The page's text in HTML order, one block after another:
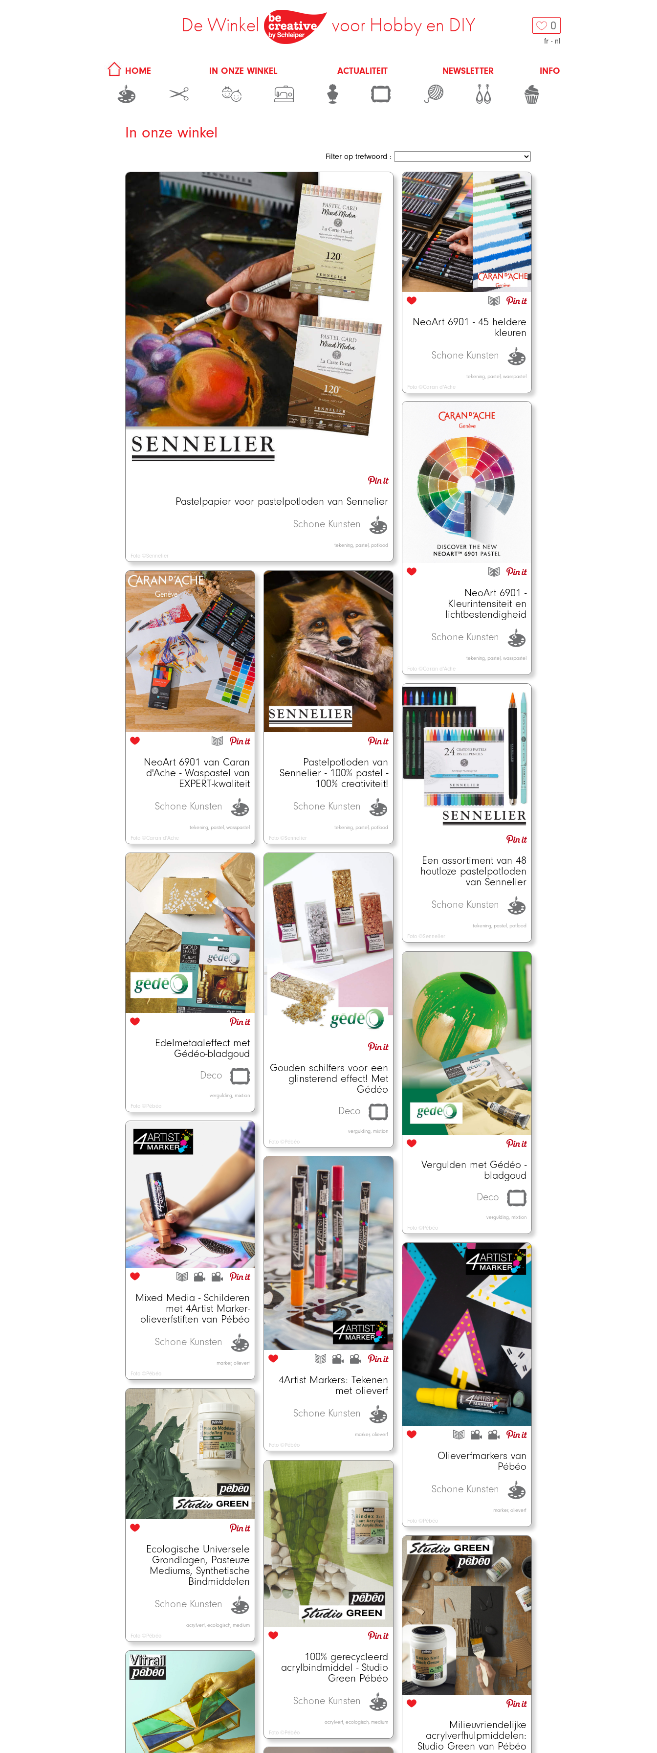
0
fr - nl
De Winkel voor Hobby en DIY
HOME IN ONZE WINKEL ACTUALITEIT NEWSLETTER INFO
In onze winkel
Filter op trefwoord :
Pastelpapier voor pastelpotloden van Sennelier
Schone Kunsten
tekening, pastel, potlood
Foto ©Sennelier
NeoArt 6901 - 45 heldere
kleuren
Schone Kunsten
tekening, pastel, wasspastel
Foto ©Caran d'Ache
NeoArt 6901 -
Kleurintensiteit en
lichtbestendigheid
Schone Kunsten
tekening, pastel, wasspastel
Foto ©Caran d'Ache
NeoArt 6901 van Caran
d'Ache - Waspastel van
EXPERT-kwaliteit
Schone Kunsten
tekening, pastel, wasspastel
Foto ©Caran d'Ache
Pastelpotloden van
Sennelier - 100% pastel -
100% creativiteit!
Schone Kunsten
tekening, pastel, potlood
Foto ©Sennelier
Een assortiment van 48
houtloze pastelpotloden
van Sennelier
Schone Kunsten
tekening, pastel, potlood
Foto ©Sennelier
Gouden schilfers voor een
glinsterend effect! Met
Gédéo
Deco
vergulding, mixtion
Foto ©Pébéo
Edelmetaaleffect met
Gédéo-bladgoud
Deco
vergulding, mixtion
Foto ©Pébéo
Vergulden met Gédéo -
bladgoud
Deco
vergulding, mixtion
Foto ©Pébéo
Mixed Media - Schilderen
met 4Artist Marker-
olieverfstiften van Pébéo
Schone Kunsten
marker, olieverf
Foto ©Pébéo
4Artist Markers: Tekenen
met olieverf
Schone Kunsten
marker, olieverf
Foto ©Pébéo
Olieverfmarkers van
Pébéo
Schone Kunsten
marker, olieverf
Foto ©Pébéo
Ecologische Universele
Grondlagen, Pasteuze
Mediums, Synthetische
Bindmiddelen
Schone Kunsten
acrylverf, ecologisch, medium
Foto ©Pébéo
100% gerecycleerd
acrylbindmiddel - Studio
Green Pébéo
Schone Kunsten
acrylverf, ecologisch, medium
Foto ©Pébéo
Milieuvriendelijke
acrylverfhulpmiddelen:
Studio Green van Pébéo